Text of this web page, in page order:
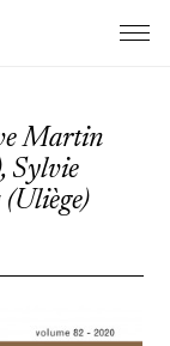
Martin
Sylvie